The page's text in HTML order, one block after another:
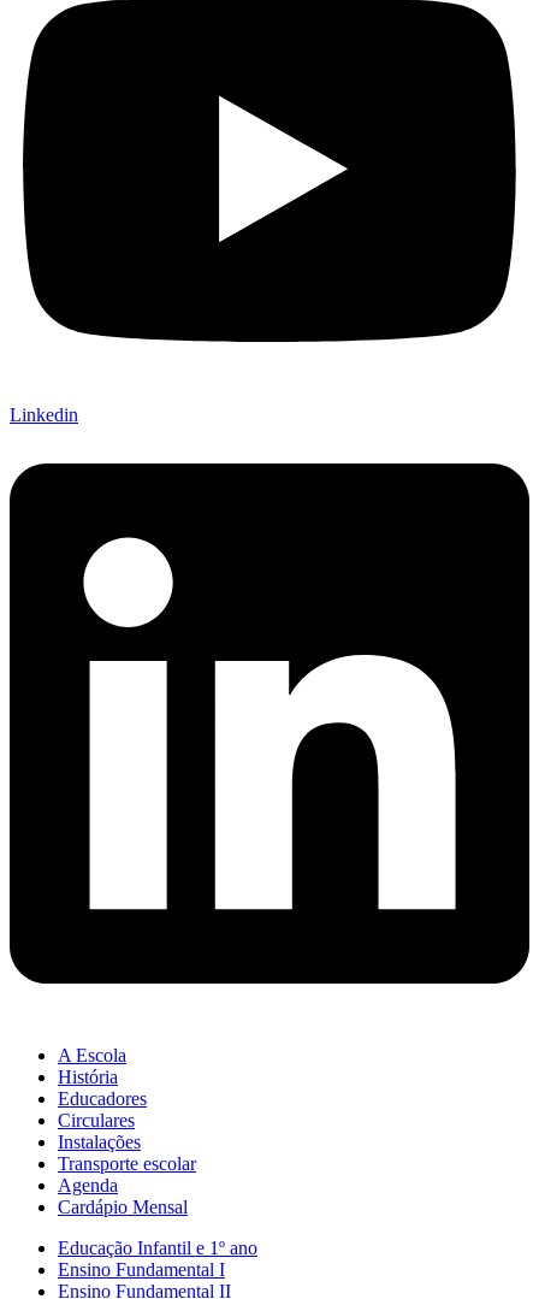
Linkedin
A Escola
História
Educadores
Circulares
Instalações
Transporte escolar
Agenda
Cardápio Mensal
Educação Infantil e 1º ano
Ensino Fundamental I
Ensino Fundamental II